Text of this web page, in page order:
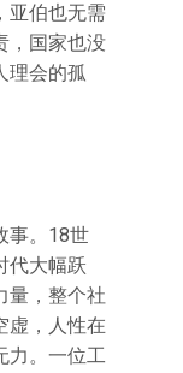
亚伯也无需
，国家也没
理会的孤
事。18世
代大幅跃
量，整个社
虚，人性在
力。一位工